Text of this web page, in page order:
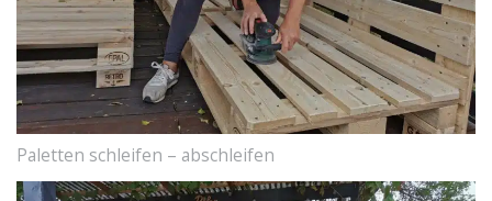
Paletten schleifen – abschleifen